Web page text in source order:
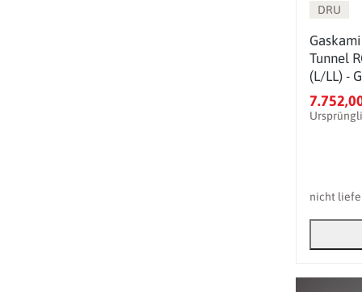
DRU
Tunnel
(L/LL) -
nicht